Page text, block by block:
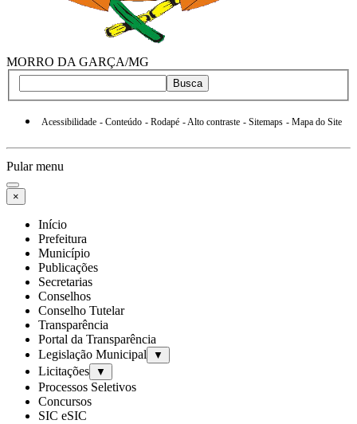
MORRO DA GARÇA/MG
Busca
Acessibilidade - Conteúdo - Rodapé - Alto contraste - Sitemaps - Mapa do Site
Pular menu
×
Início
Prefeitura
Município
Publicações
Secretarias
Conselhos
Conselho Tutelar
Transparência
Portal da Transparência
Legislação Municipal
▼
Licitações ▼
Processos Seletivos
Concursos
SIC eSIC